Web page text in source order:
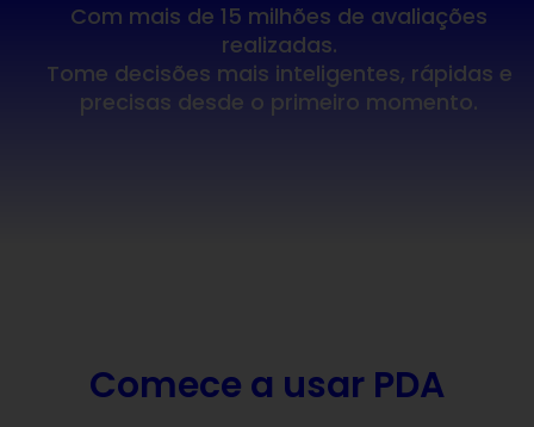
Com mais de 15 milhões de avaliações
realizadas.
Tome decisões mais inteligentes, rápidas e
precisas desde o primeiro momento.
Comece a usar PDA